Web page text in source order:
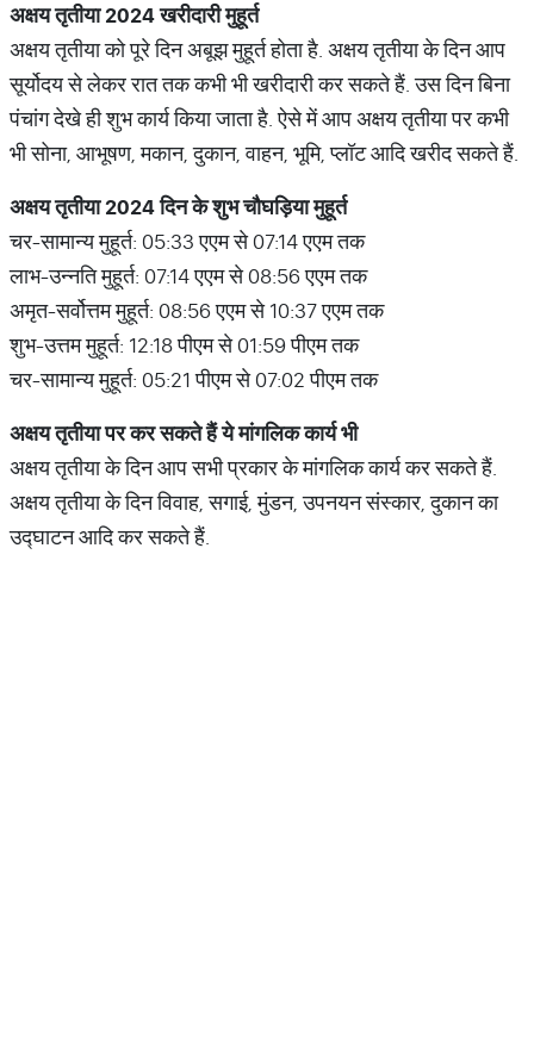
अक्षयतृतीया2024खरीदारीमुहूर्त
अक्षय तृतीया को पूरे दिन अबूझ मुहूर्त होता है. अक्षय तृतीया के दिन आप
सूर्योदय से लेकर रात तक कभी भी खरीदारी कर सकते हैं. उस दिन बिना
पंचांग देखे ही शुभ कार्य किया जाता है. ऐसे में आप अक्षय तृतीया पर कभी
भी सोना, आभूषण, मकान, दुकान, वाहन, भूमि, प्लॉट आदि खरीद सकते हैं.
अक्षयतृतीया2024दिनकेशुभचौघड़ियामुहूर्त
चर-सामान्य मुहूर्त: 05:33 एएम से 07:14 एएम तक
लाभ-उन्नति मुहूर्त: 07:14 एएम से 08:56 एएम तक
अमृत-सर्वोत्तम मुहूर्त: 08:56 एएम से 10:37 एएम तक
शुभ-उत्तम मुहूर्त: 12:18 पीएम से 01:59 पीएम तक
चर-सामान्य मुहूर्त: 05:21 पीएम से 07:02 पीएम तक
अक्षयतृतीयापरकरसकतेहैंयेमांगलिककार्यभी
अक्षय तृतीया के दिन आप सभी प्रकार के मांगलिक कार्य कर सकते हैं.
अक्षय तृतीया के दिन विवाह, सगाई, मुंडन, उपनयन संस्कार, दुकान का
उद्घाटन आदि कर सकते हैं.